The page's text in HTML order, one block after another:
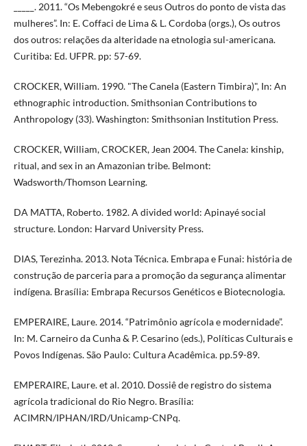
_____. 2011. “Os Mebengokré e seus Outros do ponto de vista das
mulheres”. In: E. Coffaci de Lima & L. Cordoba (orgs.), Os outros
dos outros: relações da alteridade na etnologia sul-americana.
Curitiba: Ed. UFPR. pp: 57-69.
CROCKER, William. 1990. "The Canela (Eastern Timbira)", In: An
ethnographic introduction. Smithsonian Contributions to
Anthropology (33). Washington: Smithsonian Institution Press.
CROCKER, William, CROCKER, Jean 2004. The Canela: kinship,
ritual, and sex in an Amazonian tribe. Belmont:
Wadsworth/Thomson Learning.
DA MATTA, Roberto. 1982. A divided world: Apinayé social
structure. London: Harvard University Press.
DIAS, Terezinha. 2013. Nota Técnica. Embrapa e Funai: história de
construção de parceria para a promoção da segurança alimentar
indígena. Brasília: Embrapa Recursos Genéticos e Biotecnologia.
EMPERAIRE, Laure. 2014. “Patrimônio agrícola e modernidade”.
In: M. Carneiro da Cunha & P. Cesarino (eds.), Políticas Culturais e
Povos Indígenas. São Paulo: Cultura Acadêmica. pp.59-89.
EMPERAIRE, Laure. et al. 2010. Dossiê de registro do sistema
agrícola tradicional do Rio Negro. Brasília:
ACIMRN/IPHAN/IRD/Unicamp-CNPq.